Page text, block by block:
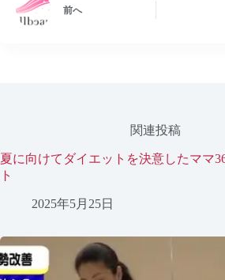
前へ
関連投稿
夏に向けてダイエットを決意したママ
ト
2025年5月25日